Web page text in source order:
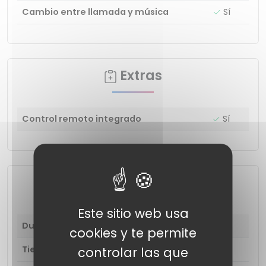
Cambio entre llamada y música Sí
Extras
Control remoto integrado Sí
Energía y carga
Duración de la batería
Tiempo de carga
Este sitio web usa
cookies y te permite
controlar las que